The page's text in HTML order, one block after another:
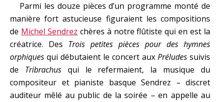
Parmi les douze pièces d’un programme monté de
manière fort astucieuse figuraient les compositions
de Michel Sendrez chères à notre flûtiste qui en est la
créatrice. Des Trois petites pièces pour des hymnes
orphiques qui débutaient le concert aux Préludes suivis
de Tribrachusqui le refermaient, la musique du
compositeur et pianiste basque Sendrez – discret
auditeur mêlé au public de la soirée – en appelle au